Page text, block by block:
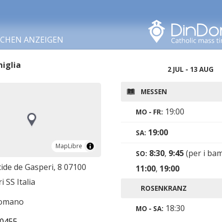
ANZEIGEN
MapLibre
MapLibre
de Gasperi, 8 07100
SS Italia
2 JUL - 13 AUG
MESSEN
MO - FR: 19:00
SA: 19:00
SO: 8:30, 9:45(per i
11:00, 19:00
ROSENKRANZ
MO - SA: 18:30